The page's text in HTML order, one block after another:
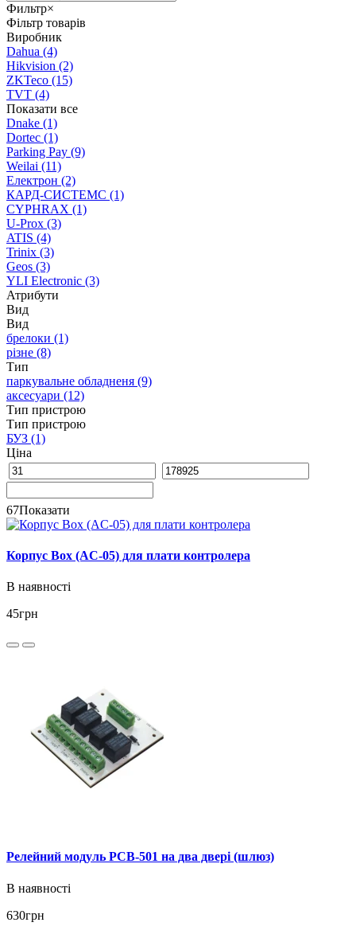
Фильтр×
Фільтр товарів
Виробник
Dahua (4)
Hikvision (2)
ZKTeco (15)
TVT (4)
Показати все
Dnake (1)
Dortec (1)
Parking Pay (9)
Weilai (11)
Електрон (2)
КАРД-СИСТЕМС (1)
CYPHRAX (1)
U-Prox (3)
ATIS (4)
Trinix (3)
Geos (3)
YLI Electronic (3)
Атрибути
Вид
Вид
брелоки (1)
різне (8)
Тип
паркувальне обладненя (9)
аксесуари (12)
Тип пристрою
Тип пристрою
БУЗ (1)
Ціна
67Показати
Корпус Box (AC-05) для плати контролера
В наявності
45грн
Релейний модуль PCB-501 на два двері (шлюз)
В наявності
630грн